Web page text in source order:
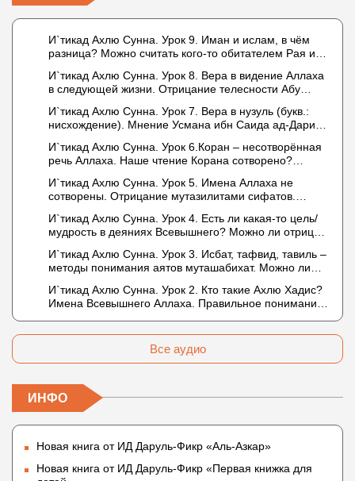
И`тикад Ахлю Сунна. Урок 9. Иман и ислам, в чём
разница? Можно считать кого-то обитателем Рая или
И`тикад Ахлю Сунна. Урок 8. Вера в видение Аллаха
в следующей жизни. Отрицание телесности Абу
Усмана ибн Саида ад-Дарими. Иман – это слова,
дела и познание
И`тикад Ахлю Сунна. Урок 7. Вера в нузуль (букв.:
нисхождение). Мнение Усмана ибн Саида ад-Дарими
описывается физическим движением?
И`тикад Ахлю Сунна. Урок 6.Коран – несотворённая
речь Аллаха. Наше чтение Корана сотворено?
И`тикад Ахлю Сунна. Урок 5. Имена Аллаха не
сотворены. Отрицание мутазилитами сифатов.
И`тикад Ахлю Сунна. Урок 4. Есть ли какая-то цель/
мудрость в деяниях Всевышнего? Можно ли отрицать
не пришло в Коране и Сунне? Концепция ибн
Таймийи
И`тикад Ахлю Сунна. Урок 3. Исбат, тафвид, тавиль –
методы понимания аятов муташабихат. Можно ли
Что означает утверждение сифата «биля кейфа»
(без образа)?
И`тикад Ахлю Сунна. Урок 2. Кто такие Ахлю Хадис?
Имена Всевышнего Аллаха. Правильное понимание
Все аудио
ИНФО
Новая книга от ИД Даруль-Фикр «Аль-Азкар»
Новая книга от ИД Даруль-Фикр «Первая книжка для